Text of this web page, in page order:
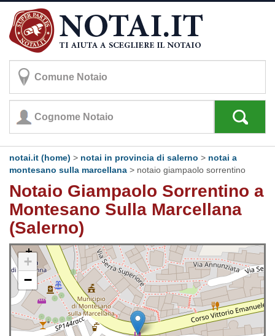
notai.it (home) > notai in provincia di salerno > notai a
montesano sulla marcellana > notaio giampaolo sorrentino
Notaio Giampaolo Sorrentino a
Montesano Sulla Marcellana
(Salerno)
+
−